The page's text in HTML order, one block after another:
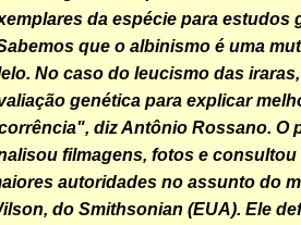
da espécie para estudos
que o albinismo é uma
No caso do leucismo das
genética para explicar
diz Antônio Rossano. O
filmagens, fotos e consultou
autoridades no assunto do
do Smithsonian (EUA). Ele